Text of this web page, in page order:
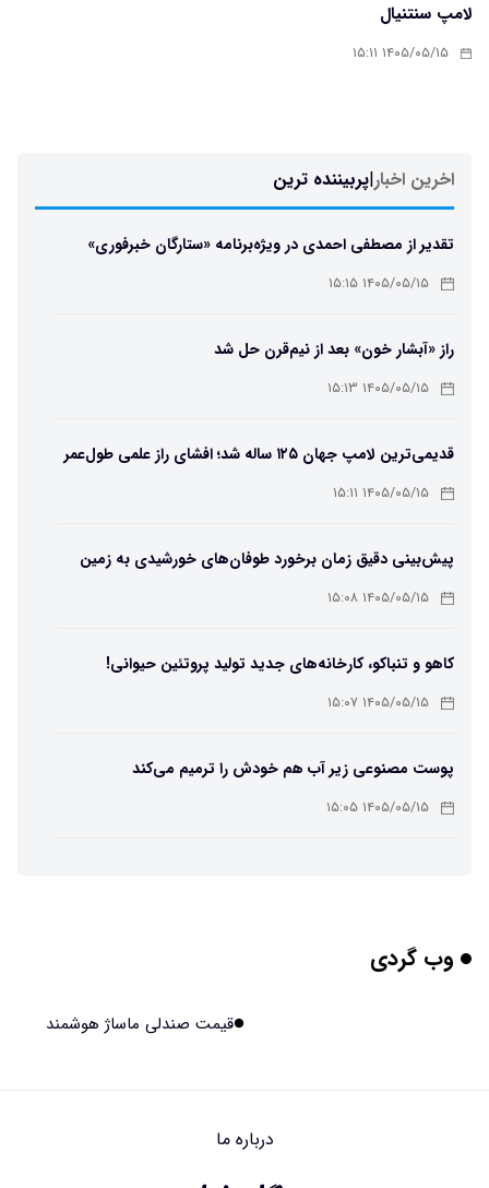
لامپ سنتنیال
۱۴۰۵/۰۵/۱۵ ۱۵:۱۱
اخرین اخبار|پربیننده ترین
تقدیر از مصطفی احمدی در ویژه‌برنامه «ستارگان خبرفوری»
۱۴۰۵/۰۵/۱۵ ۱۵:۱۵
راز «آبشار خون» بعد از نیم‌قرن حل شد
۱۴۰۵/۰۵/۱۵ ۱۵:۱۳
قدیمی‌ترین لامپ جهان ۱۲۵ ساله شد؛ افشای راز علمی طول‌عمر
لامپ سنتنیال
۱۴۰۵/۰۵/۱۵ ۱۵:۱۱
پیش‌بینی دقیق زمان برخورد طوفان‌های خورشیدی به زمین
ممکن شد
۱۴۰۵/۰۵/۱۵ ۱۵:۰۸
کاهو و تنباکو، کارخانه‌های جدید تولید پروتئین حیوانی!
۱۴۰۵/۰۵/۱۵ ۱۵:۰۷
پوست مصنوعی زیر آب هم خودش را ترمیم می‌کند
۱۴۰۵/۰۵/۱۵ ۱۵:۰۵
برنج فضایی چین به مرحله برداشت رسید
وب گردی
قیمت صندلی ماساژ هوشمند
درباره ما